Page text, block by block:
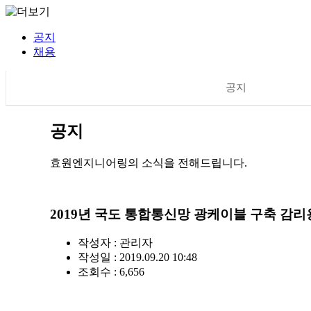
공지
채용
공지
공지
효원엔지니어링의 소식을 전해드립니다.
2019년 국도 통합통신망 광케이블 구축 감리
작성자 : 관리자
작성일 : 2019.09.20 10:48
조회수 : 6,656